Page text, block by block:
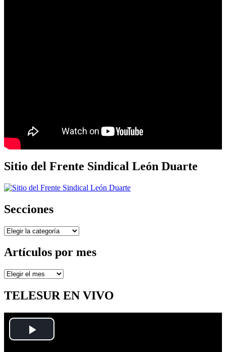
Sitio del Frente Sindical León Duarte
Secciones
Secciones
Artículos por mes
Artículos
mes
TELESUR EN VIVO